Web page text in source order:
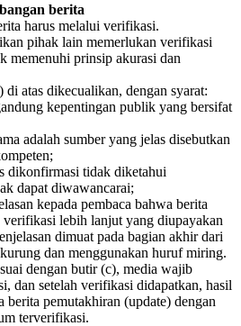
berita
harus melalui verifikasi.
pihak lain memerlukan verifikasi
memenuhi prinsip akurasi dan
atas dikecualikan, dengan syarat:
kepentingan publik yang bersifat
adalah sumber yang jelas disebutkan
dikonfirmasi tidak diketahui
dapat diwawancarai;
kepada pembaca bahwa berita
verifikasi lebih lanjut yang diupayakan
dimuat pada bagian akhir dari
dan menggunakan huruf miring.
dengan butir (c), media wajib
dan setelah verifikasi didapatkan, hasil
pemutakhiran (update) dengan
terverifikasi.